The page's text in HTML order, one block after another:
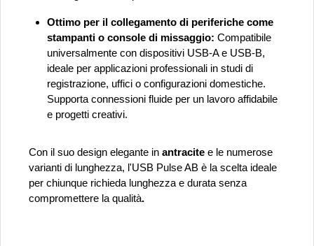
Ottimo per il collegamento di periferiche come
stampanti o console di missaggio: Compatibile
universalmente con dispositivi USB-A e USB-B,
ideale per applicazioni professionali in studi di
registrazione, uffici o configurazioni domestiche.
Supporta connessioni fluide per un lavoro affidabile
e progetti creativi.
Con il suo design elegante in antracite e le numerose
varianti di lunghezza, l'USB Pulse AB è la scelta ideale
per chiunque richieda lunghezza e durata senza
compromettere la qualità.